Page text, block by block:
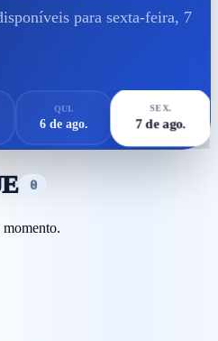
para sexta-feira, 7
QUI.
6 de ago.
SEX.
7 de ago.
0